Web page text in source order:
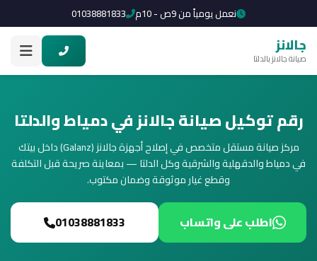
نعمل يومياً من 9ص - 10م 01038881833
جالانز
صيانة جالانز بالدلتا
رقم توكيل صيانة جالانز في دمياط والدلتا
مركز صيانة مستقل متخصص في إصلاح أجهزة جالانز (Galanz) داخل بيتك
في دمياط والدقهلية والشرقية وكل الدلتا — بمعاينة صريحة قبل التكلفة
وقطع غيار موثوقة وضمان مكتوب.
اطلب على واتساب 01038881833